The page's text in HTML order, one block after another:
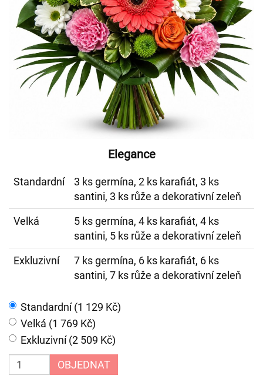
Elegance
Standardní
3 ks germína, 2 ks karafiát, 3 ks
santini, 3 ks růže a dekorativní zeleň
Velká
5 ks germína, 4 ks karafiát, 4 ks
santini, 5 ks růže a dekorativní zeleň
Exkluzivní
7 ks germína, 6 ks karafiát, 6 ks
santini, 7 ks růže a dekorativní zeleň
Standardní (1 129 Kč)
Velká (1 769 Kč)
Exkluzivní (2 509 Kč)
OBJEDNAT